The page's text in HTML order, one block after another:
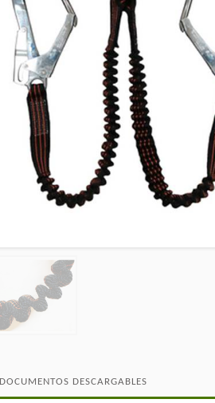
DOCUMENTOS DESCARGABLES